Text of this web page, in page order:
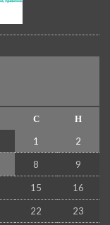
С
Н
1
2
8 9
15 16
22 23